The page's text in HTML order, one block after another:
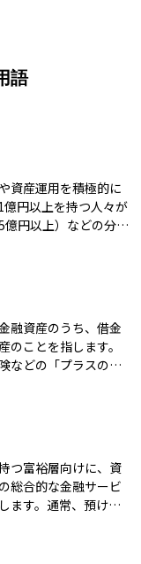
語
資産運用を積極的に
円以上を持つ人々が
円以上）などの分類
、長期的な財産維
融資産のうち、借金
ことを指します。
などの「プラスの資
産は、家計の健全性
、資産運用を考える
あるのかを把握する
つ富裕層向けに、資
総合的な金融サービ
ます。通常、預け入